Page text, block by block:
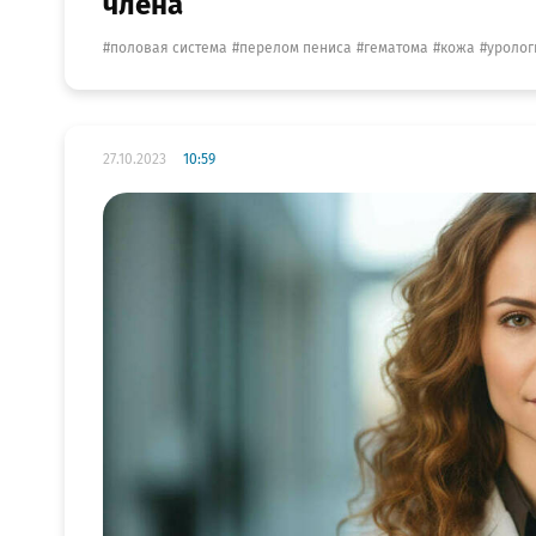
половая система перелом пениса гематома кожа
27.10.2023 10:59